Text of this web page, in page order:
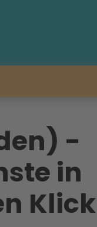
-
in
Klick